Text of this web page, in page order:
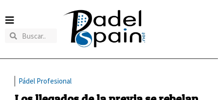
Pádel Profesional